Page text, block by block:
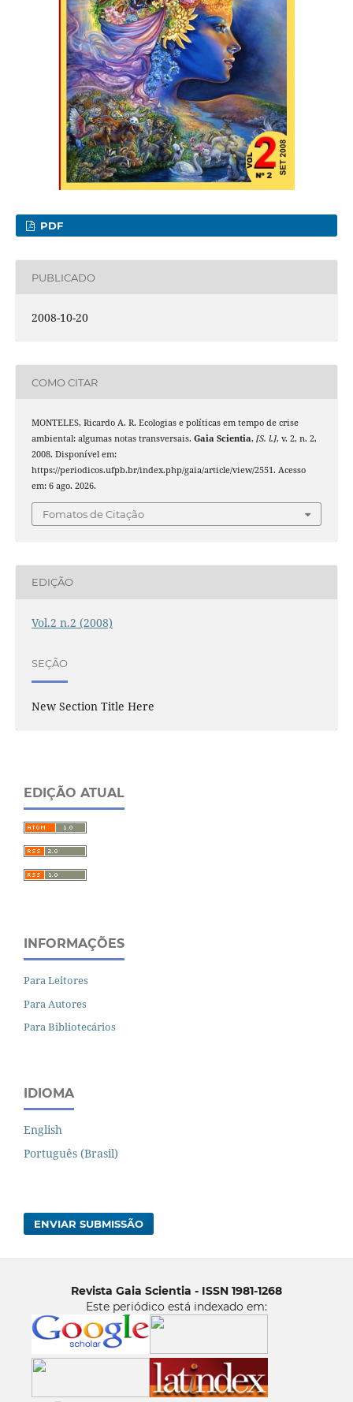
PDF
PUBLICADO
2008-10-20
COMO CITAR
MONTELES, Ricardo A. R. Ecologias e políticas em tempo de crise
ambiental: algumas notas transversais. Gaia Scientia, [S. l.], v. 2, n. 2,
2008. Disponível em:
https://periodicos.ufpb.br/index.php/gaia/article/view/2551. Acesso
em: 6 ago. 2026.
Fomatos de Citação
EDIÇÃO
Vol.2 n.2 (2008)
SEÇÃO
New Section Title Here
EDIÇÃO ATUAL
INFORMAÇÕES
Para Leitores
Para Autores
Para Bibliotecários
IDIOMA
English
Português (Brasil)
ENVIAR SUBMISSÃO
Revista Gaia Scientia - ISSN 1981-1268
Este periódico está indexado em: